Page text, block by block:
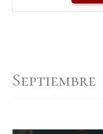
Septiembre